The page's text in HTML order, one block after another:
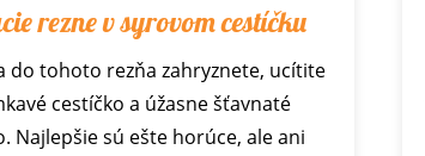
rezne v syrovom cestíčku
do tohoto rezňa zahryznete, ucítite
cestíčko a úžasne šťavnaté
Najlepšie sú ešte horúce, ale ani